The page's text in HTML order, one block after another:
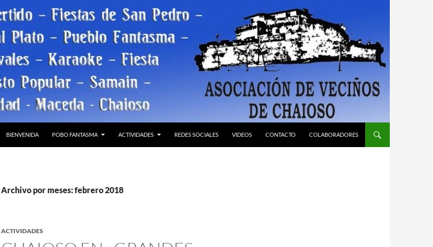
BIENVENIDA POBO FANTASMA ACTIVIDADES REDES SOCIALES VIDEOS CONTACTO COLABORADORES
Archivo por meses: febrero 2018
ACTIVIDADES